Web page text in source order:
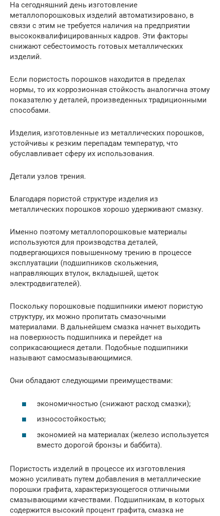
На сегодняшний день изготовление
металлопорошковых изделий автоматизировано, в
связи с этим не требуется наличия на предприятии
высококвалифицированных кадров. Эти факторы
снижают себестоимость готовых металлических
изделий.
Если пористость порошков находится в пределах
нормы, то их коррозионная стойкость аналогична этому
показателю у деталей, произведенных традиционными
способами.
Изделия, изготовленные из металлических порошков,
устойчивы к резким перепадам температур, что
обуславливает сферу их использования.
Детали узлов трения.
Благодаря пористой структуре изделия из
металлических порошков хорошо удерживают смазку.
Именно поэтому металлопорошковые материалы
используются для производства деталей,
подвергающихся повышенному трению в процессе
эксплуатации (подшипников скольжения,
направляющих втулок, вкладышей, щеток
электродвигателей).
Поскольку порошковые подшипники имеют пористую
структуру, их можно пропитать смазочными
материалами. В дальнейшем смазка начнет выходить
на поверхность подшипника и перейдет на
соприкасающиеся детали. Подобные подшипники
называют самосмазывающимися.
Они обладают следующими преимуществами:
экономичностью (снижают расход смазки);
износостойкостью;
экономией на материалах (железо используется
вместо дорогой бронзы и баббита).
Пористость изделий в процессе их изготовления
можно усиливать путем добавления в металлические
порошки графита, характеризующегося отличными
смазывающими качествами. Подшипникам, в которых
содержится высокий процент графита, смазка не